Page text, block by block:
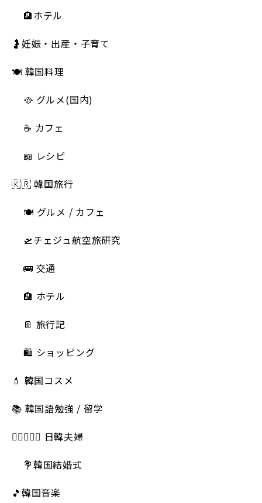
🏨ホテル
🤰妊娠・出産・子育て
🍽 韓国料理
🥘 グルメ(国内)
☕️ カフェ
📖 レシピ
🇰🇷 韓国旅行
🍽 グルメ / カフェ
🛫チェジュ航空旅研究
🚌 交通
🏨 ホテル
📔 旅行記
🛍️ ショッピング
💄 韓国コスメ
📚 韓国語勉強 / 留学
👩🏻‍❤️‍👨🏻 日韓夫婦
💐韓国結婚式
🎵韓国音楽